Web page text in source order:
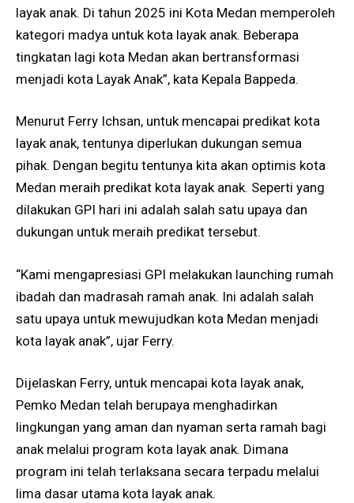
layak anak. Di tahun 2025 ini Kota Medan memperoleh
kategori madya untuk kota layak anak. Beberapa
tingkatan lagi kota Medan akan bertransformasi
menjadi kota Layak Anak”, kata Kepala Bappeda.
Menurut Ferry Ichsan, untuk mencapai predikat kota
layak anak, tentunya diperlukan dukungan semua
pihak. Dengan begitu tentunya kita akan optimis kota
Medan meraih predikat kota layak anak. Seperti yang
dilakukan GPI hari ini adalah salah satu upaya dan
dukungan untuk meraih predikat tersebut.
“Kami mengapresiasi GPI melakukan launching rumah
ibadah dan madrasah ramah anak. Ini adalah salah
satu upaya untuk mewujudkan kota Medan menjadi
kota layak anak”, ujar Ferry.
Dijelaskan Ferry, untuk mencapai kota layak anak,
Pemko Medan telah berupaya menghadirkan
lingkungan yang aman dan nyaman serta ramah bagi
anak melalui program kota layak anak. Dimana
program ini telah terlaksana secara terpadu melalui
lima dasar utama kota layak anak.